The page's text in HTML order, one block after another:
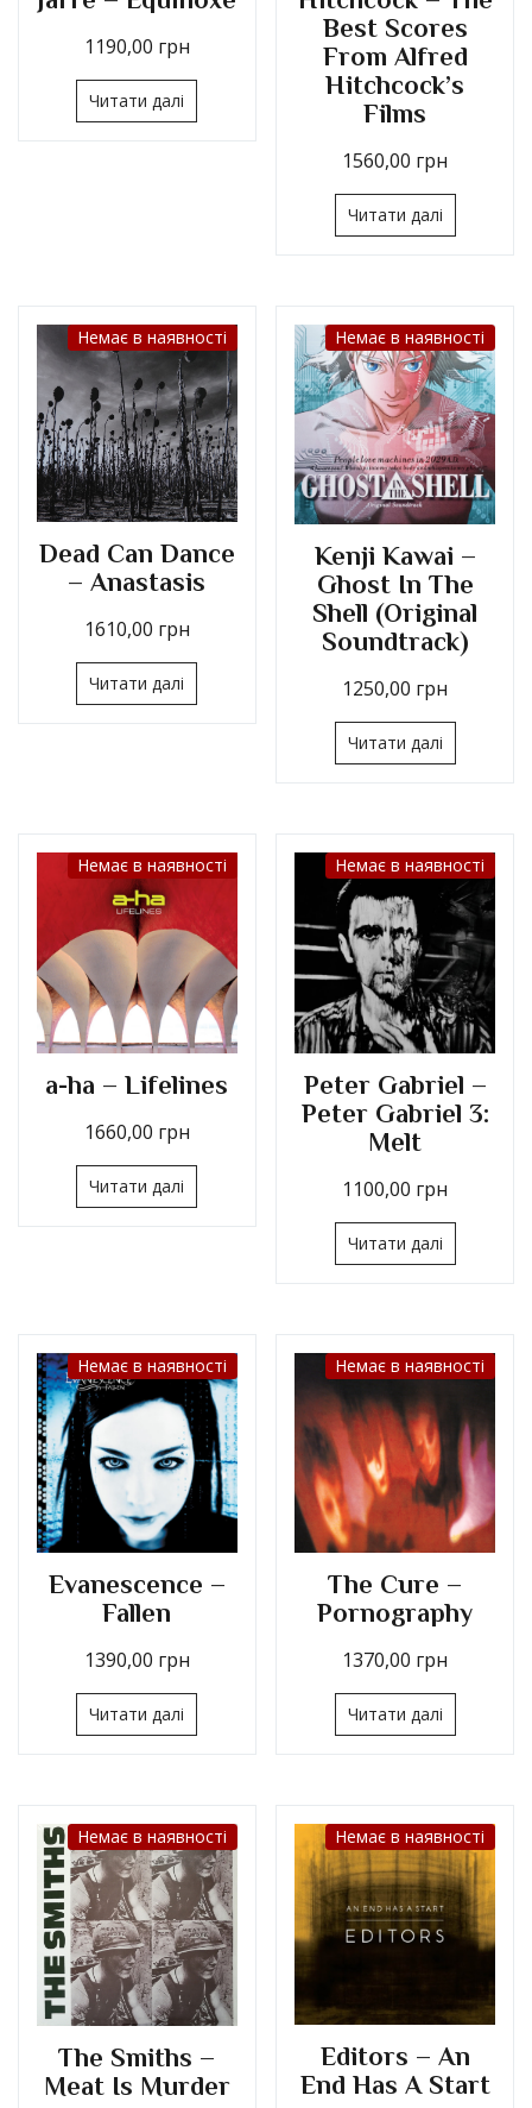
1190,00 грн
Читати далі
Best Scores
From Alfred
Hitchcock’s
Films
1560,00 грн
Читати далі
Немає в наявності
Dead Can Dance
– Anastasis
1610,00 грн
Читати далі
Немає в наявності
Kenji Kawai –
Ghost In The
Shell (Original
Soundtrack)
1250,00 грн
Читати далі
Немає в наявності
a-ha – Lifelines
1660,00 грн
Читати далі
Немає в наявності
Peter Gabriel –
Peter Gabriel 3:
Melt
1100,00 грн
Читати далі
Немає в наявності
Evanescence –
Fallen
1390,00 грн
Читати далі
Немає в наявності
The Cure –
Pornography
1370,00 грн
Читати далі
Немає в наявності
The Smiths –
Meat Is Murder
Немає в наявності
Editors – An
End Has A Start